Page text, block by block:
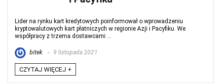
Lider na rynku kart kredytowych poinformował o wprowadzeniu
kryptowalutowych kart płatniczych w regionie Azji i Pacyfiku. We
współpracy z trzema dostawcami ...
bitek 9 listopada 2021
CZYTAJ WIĘCEJ +